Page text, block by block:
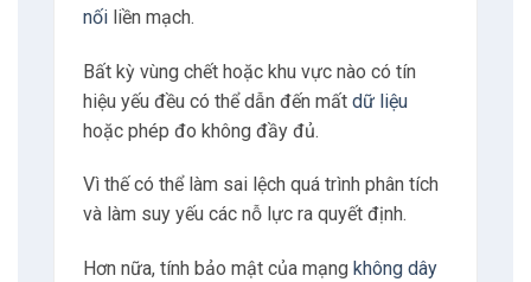
nốiliền mạch.
Bất kỳ vùng chết hoặc khu vực nào có tín
hiệu yếu đều có thể dẫn đến mất dữ liệu
hoặc phép đo không đầy đủ.
Vì thế có thể làm sai lệch quá trình phân tích
và làm suy yếu các nỗ lực ra quyết định.
Hơn nữa, tính bảo mật của mạng không dây